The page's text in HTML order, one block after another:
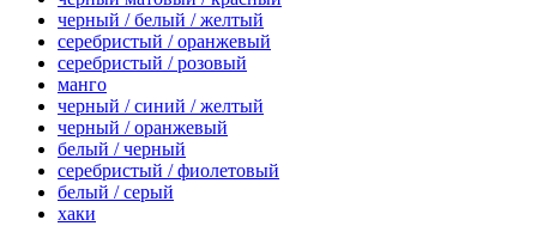
черный / белый / желтый
серебристый / оранжевый
серебристый / розовый
манго
черный / синий / желтый
черный / оранжевый
белый / черный
серебристый / фиолетовый
белый / серый
хаки